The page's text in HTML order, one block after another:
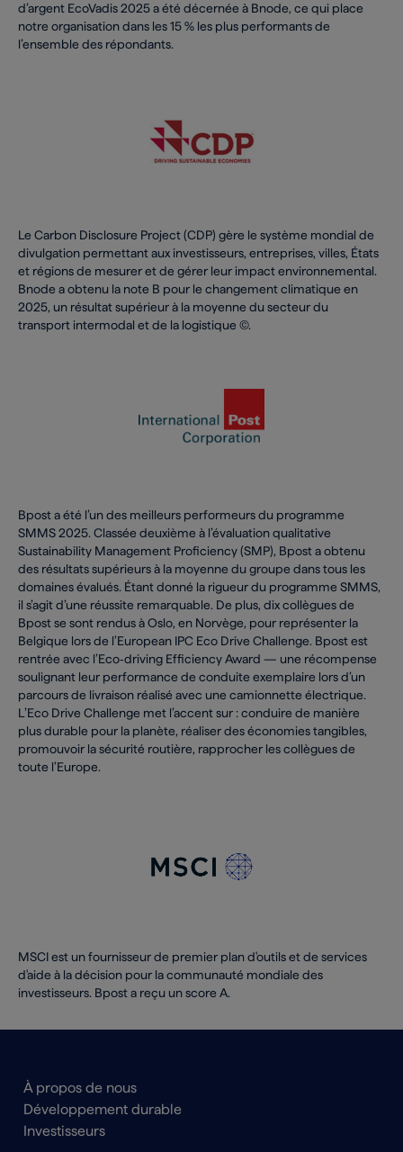
d’argent EcoVadis 2025 a été décernée à Bnode, ce qui place
notre organisation dans les 15 % les plus performants de
l’ensemble des répondants.
Le Carbon Disclosure Project (CDP) gère le système mondial de
divulgation permettant aux investisseurs, entreprises, villes, États
et régions de mesurer et de gérer leur impact environnemental.
Bnode a obtenu la note B pour le changement climatique en
2025, un résultat supérieur à la moyenne du secteur du
transport intermodal et de la logistique (C).
Bpost a été l’un des meilleurs performeurs du programme
SMMS 2025. Classée deuxième à l’évaluation qualitative
Sustainability Management Proficiency (SMP), Bpost a obtenu
des résultats supérieurs à la moyenne du groupe dans tous les
domaines évalués. Étant donné la rigueur du programme SMMS,
il s’agit d’une réussite remarquable. De plus, dix collègues de
Bpost se sont rendus à Oslo, en Norvège, pour représenter la
Belgique lors de l’European IPC Eco Drive Challenge. Bpost est
rentrée avec l’Eco‑driving Efficiency Award — une récompense
soulignant leur performance de conduite exemplaire lors d’un
parcours de livraison réalisé avec une camionnette électrique.
L’Eco Drive Challenge met l’accent sur : conduire de manière
plus durable pour la planète, réaliser des économies tangibles,
promouvoir la sécurité routière, rapprocher les collègues de
toute l’Europe.
MSCI est un fournisseur de premier plan d'outils et de services
d'aide à la décision pour la communauté mondiale des
investisseurs. Bpost a reçu un score A.
Main
navigation
Footer
À propos de nous
Développement durable
Investisseurs